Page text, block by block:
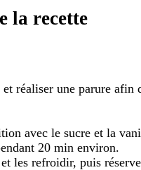
la recette
réaliser une parure
avec le sucre et la
20 min environ.
les refroidir, puis